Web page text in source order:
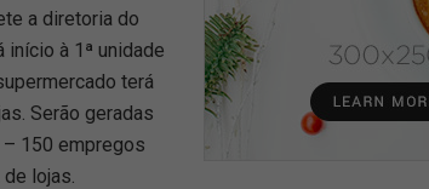
a diretoria do
início à 1ª unidade
terá
Serão geradas
150 empregos
lojas.